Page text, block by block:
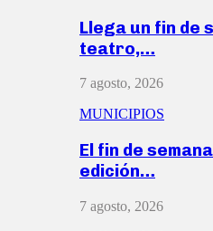
Llega un fin de
teatro,…
7 agosto, 2026
MUNICIPIOS
El fin de
edición…
7 agosto, 2026